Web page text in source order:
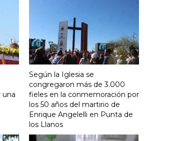
una
Según la Iglesia se
congregaron más de 3.000
fieles en la conmemoración por
los 50 años del martirio de
Enrique Angelelli en Punta de
los Llanos